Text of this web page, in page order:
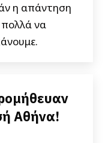
η απάντηση
πολλά να
Αθήνα!